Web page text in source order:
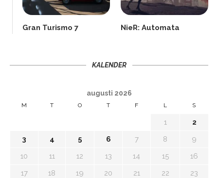
Gran Turismo 7 NieR: Automata
KALENDER
augusti 2026
M T O T F L S
1
2
3
4 5 6 7 8
9
10
11 12 13 14 15
16
17
18 19 20 21 22
23